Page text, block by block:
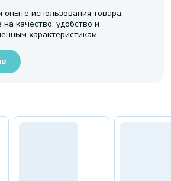
опыте использования товара.
качество, удобство и
характеристикам